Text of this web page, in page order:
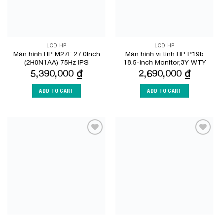
LCD HP
Màn hình HP M27F 27.0Inch
(2H0N1AA) 75Hz IPS
5,390,000 ₫
ADD TO CART
LCD HP
Màn hình vi tính HP P19b
18.5-inch Monitor,3Y WTY
2,690,000 ₫
ADD TO CART